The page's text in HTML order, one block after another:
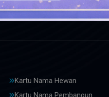
Kartu Nama Hewan
Kartu Nama Pembangun